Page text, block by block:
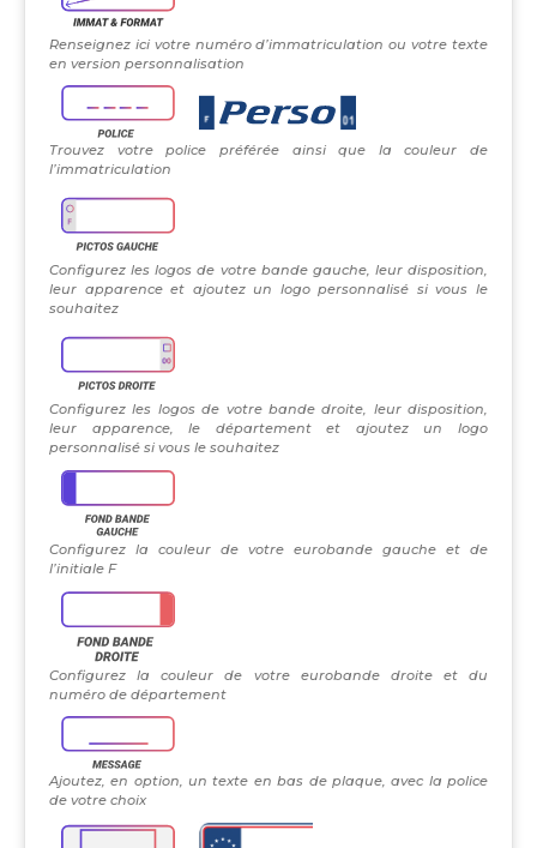
Renseignez ici votre numéro d’immatriculation ou votre texte
en version personnalisation
Trouvez votre police préférée ainsi que la couleur de
l’immatriculation
Configurez les logos de votre bande gauche, leur disposition,
leur apparence et ajoutez un logo personnalisé si vous le
souhaitez
Configurez les logos de votre bande droite, leur disposition,
leur apparence, le département et ajoutez un logo
personnalisé si vous le souhaitez
Configurez la couleur de votre eurobande gauche et de
l’initiale F
Configurez la couleur de votre eurobande droite et du
numéro de département
Ajoutez, en option, un texte en bas de plaque, avec la police
de votre choix